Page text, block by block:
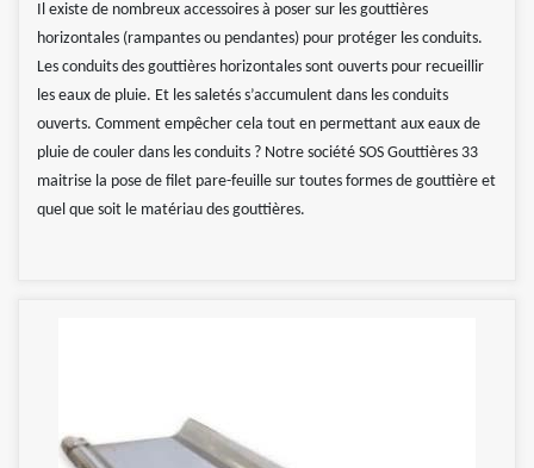
Il existe de nombreux accessoires à poser sur les gouttières
horizontales (rampantes ou pendantes) pour protéger les conduits.
Les conduits des gouttières horizontales sont ouverts pour recueillir
les eaux de pluie. Et les saletés s’accumulent dans les conduits
ouverts. Comment empêcher cela tout en permettant aux eaux de
pluie de couler dans les conduits ? Notre société SOS Gouttières 33
maitrise la pose de filet pare-feuille sur toutes formes de gouttière et
quel que soit le matériau des gouttières.